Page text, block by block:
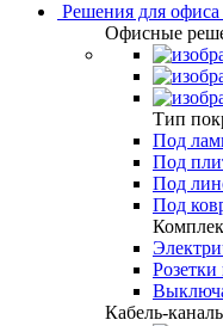
Решения для офиса
Офисные
Тип
Под
Под
Под
Под
Кабель-